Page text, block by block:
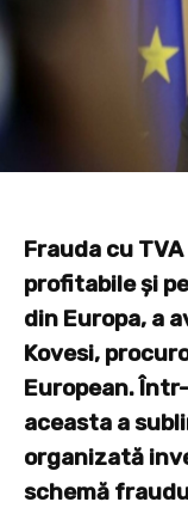
Frauda cu
profitabile și
din Europa, a
Kovesi,
European.
aceasta a
organizată
schemă